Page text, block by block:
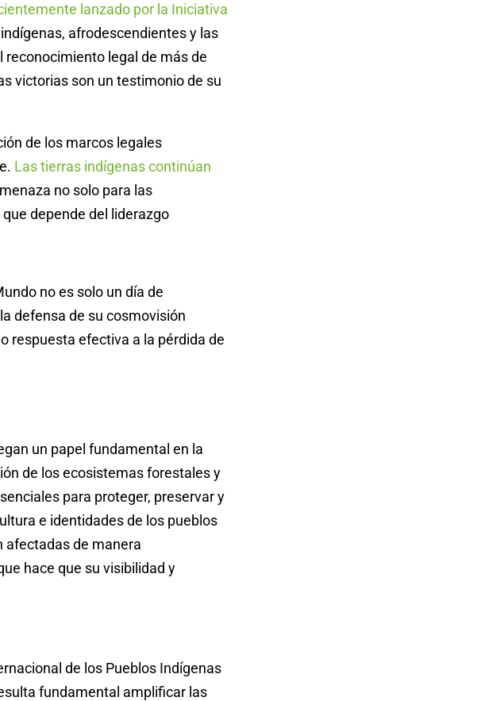
lanzado por la Iniciativa
afrodescendientes y las
legal de más de
victorias son un testimonio de su
de los marcos legales
Las tierras indígenas continúan
no solo para las
depende del liderazgo
no es solo un día de
defensa de su cosmovisión
respuesta efectiva a la pérdida de
un papel fundamental en la
de los ecosistemas forestales y
para proteger, preservar y
e identidades de los pueblos
afectadas de manera
hace que su visibilidad y
de los Pueblos Indígenas
fundamental amplificar las